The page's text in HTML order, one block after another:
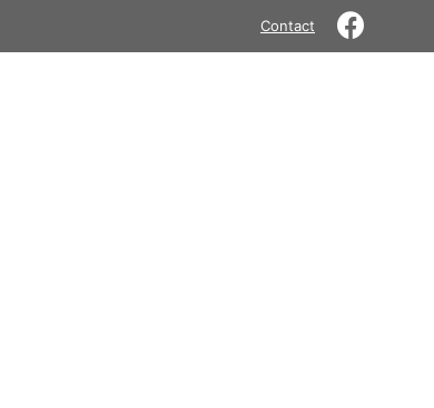
Contact